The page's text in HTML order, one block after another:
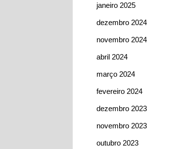
janeiro 2025
dezembro 2024
novembro 2024
abril 2024
março 2024
fevereiro 2024
dezembro 2023
novembro 2023
outubro 2023